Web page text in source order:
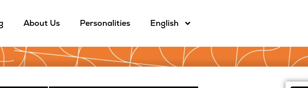
About Us Personalities English